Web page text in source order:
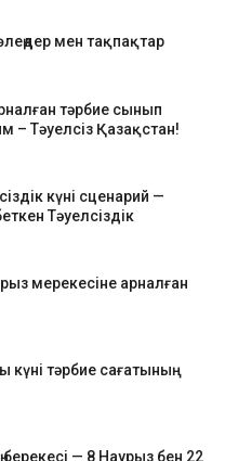
мен тақпақтар
тәрбие сынып
– Тәуелсіз Қазақстан!
күні сценарий —
Тәуелсіздік
мерекесіне арналған
күні тәрбие сағатының
— 8 Наурыз бен 22